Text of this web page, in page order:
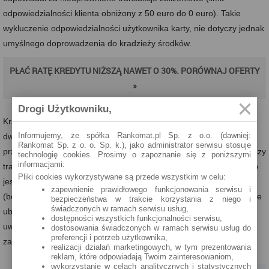
odpowiedzialności klienta obniżony z 50 euro do 0 euro). Takie
wykluczenie odpowiedzialności użytkownika karty, nie dotyczy jednak
umyślnego doprowadzenia do kradzieży środków.
PŁAĆ RATĘ KREDYTU NIŻSZĄ NAWET O 30%. PORÓWNAJ OFERTY
»
Krajowe banki po zastosowaniu się do rekomendacji NBP, ustalają
dwa limity odpowiedzialności klienta za nieuprawnione transakcje
przed zastrzeżeniem karty płatniczej. Wyższy limit (150 euro) dotyczy
transakcji wykonywanych w terminalu (stykowych), a kwota 50 euro
jest uwzględniana w przypadku płatności zbliżeniowych
(bezstykowych). Dodatkowo klienci banków mogą wykupić specjalne
ubezpieczenia karty płatniczej, które w razie kradzieży, zupełnie
uwolnią ich od konieczności zapłacenia 50 euro lub 150 euro za
zakupy wykonane przez złodzieja.
Drogi Użytkowniku,
Informujemy, że spółka Rankomat.pl Sp. z o.o. (dawniej:
Rankomat Sp. z o. o. Sp. k.), jako administrator serwisu stosuje
technologię cookies. Prosimy o zapoznanie się z poniższymi
informacjami:
Pliki cookies wykorzystywane są przede wszystkim w celu:
zapewnienie prawidłowego funkcjonowania serwisu i
bezpieczeństwa w trakcie korzystania z niego i
świadczonych w ramach serwisu usług,
dostępności wszystkich funkcjonalności serwisu,
dostosowania świadczonych w ramach serwisu usług do
preferencji i potrzeb użytkownika,
realizacji działań marketingowych, w tym prezentowania
reklam, które odpowiadają Twoim zainteresowaniom,
wykorzystanie w celach analitycznych i statystycznych